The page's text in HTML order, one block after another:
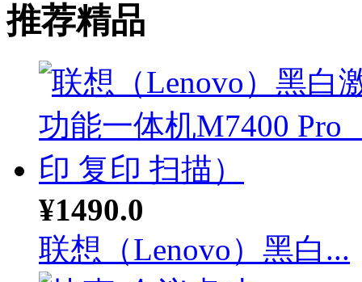
推荐精品
¥1490.0
联想（Lenovo）黑白...